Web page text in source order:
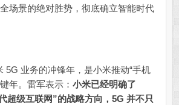
场景的绝对胜势，彻底确立智能时代
业务的冲锋年，是小米推动“手机
年。雷军表示： 小米已经明确了
超级互联网”的战略方向，5G 并不只